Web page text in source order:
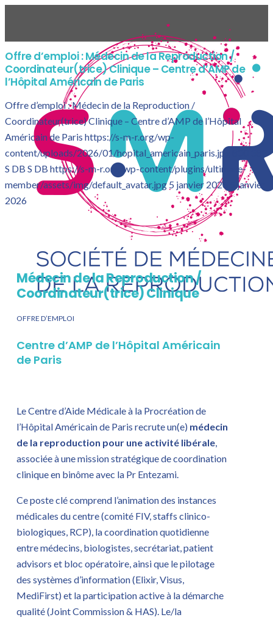
Offre d’emploi : Médecin de la Reproduction /
Coordinateur(trice) Clinique – Centre d’AMP de
l’Hôpital Américain de Paris
Offre d’emploi : Médecin de la Reproduction /
Coordinateur(trice) Clinique – Centre d’AMP de l’Hôpital
Américain de Paris https://s-m-r.org/wp-
content/uploads/2026/01/hopital_americain_paris.jpg
S DB S DB https://s-m-r.org/wp-content/plugins/ultimate-
member/assets/img/default_avatar.jpg 5 janvier 2026
5 janvier
2026
Médecin de la Reproduction /
Coordinateur(trice) Clinique
OFFRE D’EMPLOI
Centre d’AMP de l’Hôpital Américain
de Paris
Le Centre d’Aide Médicale à la Procréation de
l’Hôpital Américain de Paris recrute un(e) médecin
de la reproduction pour une activité libérale,
associée à une mission stratégique de coordination
clinique en binôme avec la Pr Entezami.
Ce poste clé comprend l’animation des instances
médicales du centre (comité FIV, staffs clinico-
biologiques, RCP), la coordination quotidienne
entre médecins, biologistes, secrétariat, patient
advisors et bloc opératoire, ainsi que le pilotage
des systèmes d’information (Elixir, Visus,
MediFirst) et la participation active à la démarche
qualité (Joint Commission & HAS). Le/la